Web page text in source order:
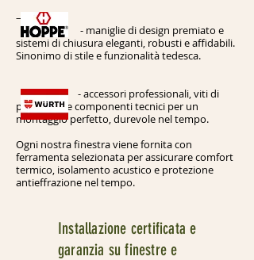
–
- maniglie di design premiato e
sistemi di chiusura eleganti, robusti e affidabili.
Sinonimo di stile e funzionalità tedesca.
- accessori professionali, viti di
precisione e componenti tecnici per un
montaggio perfetto, durevole nel tempo.
Ogni nostra finestra viene fornita con
ferramenta selezionata per assicurare comfort
termico, isolamento acustico e protezione
antieffrazione nel tempo.
Installazione certificata e
garanzia su finestre e